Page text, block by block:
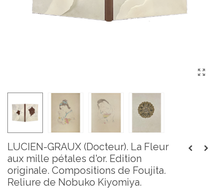
LUCIEN-GRAUX (Docteur). La Fleur
aux mille pétales d'or. Edition
originale. Compositions de Foujita.
Reliure de Nobuko Kiyomiya.